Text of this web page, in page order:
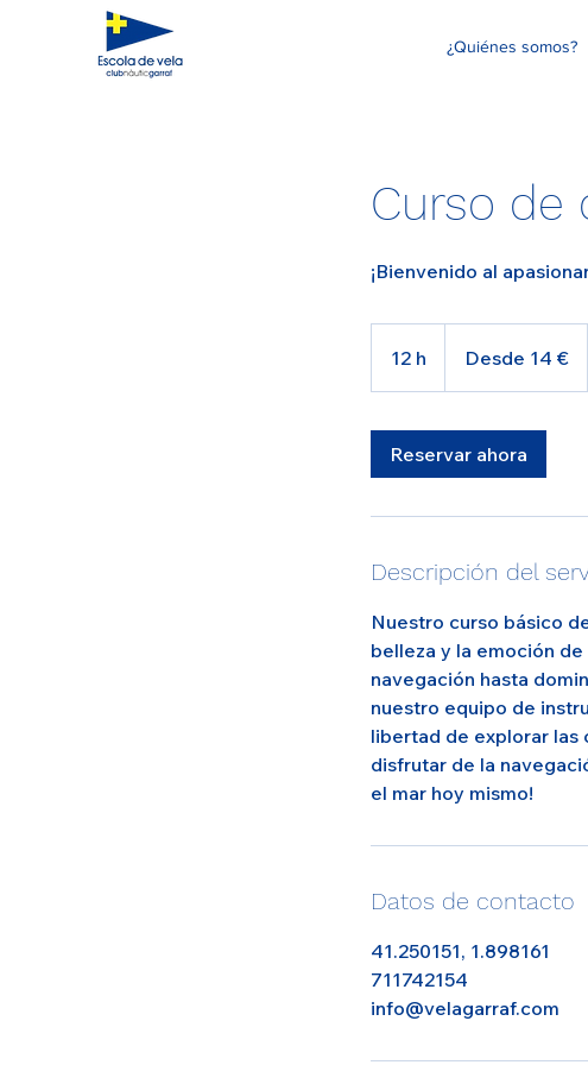
¿Quiénes somos?
Curso de
¡Bienvenido al
12 h
2
eurosDesde 14 €
Reservar ahora
Descripción del
Nuestro curso básico
belleza y la emoción
navegación hasta
nuestro equipo de
libertad de explorar las
disfrutar de la
el mar hoy mismo!
Datos de contacto
41.250151, 1.898161
711742154
info@velagarraf.com